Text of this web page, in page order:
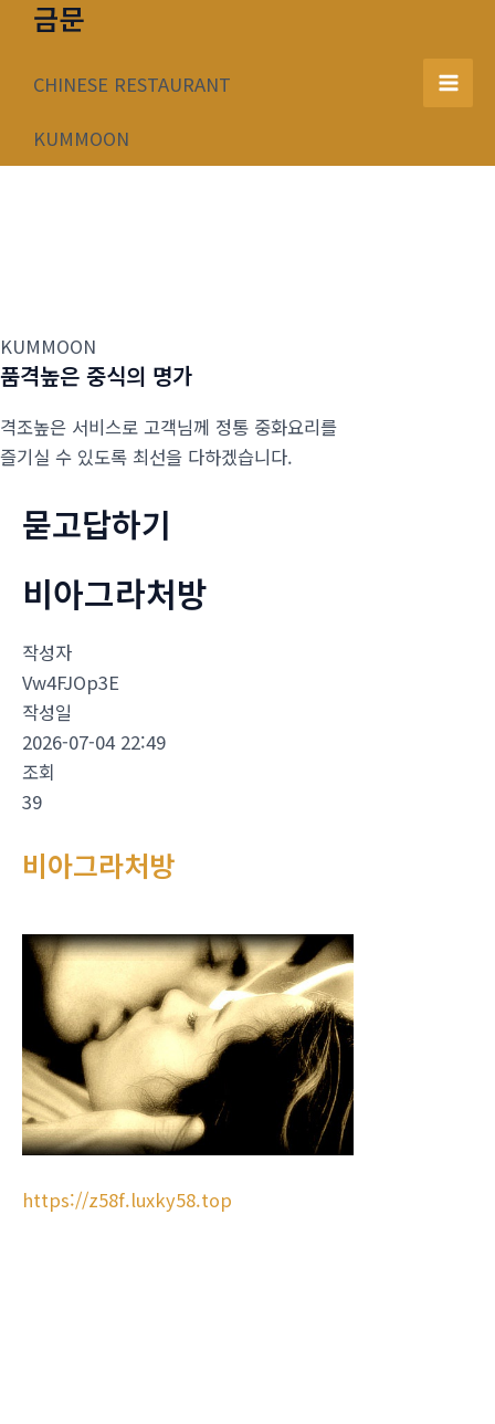
너
금문
CHINESE RESTAURANT
KUMMOON
Main
KUMMOON
품격높은 중식의 명가
격조높은 서비스로 고객님께 정통 중화요리를
즐기실 수 있도록 최선을 다하겠습니다.
묻고답하기
비아그라처방
작성자
Vw4FJOp3E
작성일
2026-07-04 22:49
조회
39
비아그라처방
https://z58f.luxky58.top